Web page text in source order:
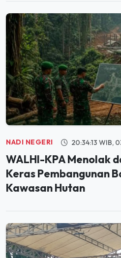
NADI NEGERI 20:34:13 WIB,
WALHI-KPA Menolak
Keras Pembangunan
Kawasan Hutan